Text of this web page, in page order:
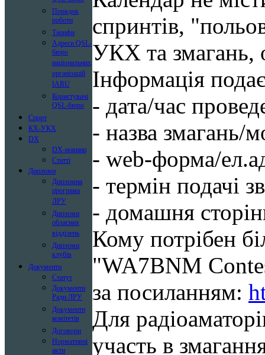
Порядок
роботи
Тарифи
Адреси QSL-
бюро
національних
організацій
IARU
Користувачі
QSL-бюро
Спорт
КХ-УКХ
DX
DX-новини
Статті
Дипломи
Дипломна
програма
ЛРУ
Дипломи
обласних
відділень
Дипломи
клубів
Документи
Статут
Документи
Ради ЛРУ
Документи
комітетів
Договори
Нормативні
акти
спринтів,
УКХ та змагань,
Інформація
- дата/час
- назва змагань/
- web-форма/
- термін подачі
- домашня
Кому потрібен
"WA7BNM
за посиланням:
Для
участь в